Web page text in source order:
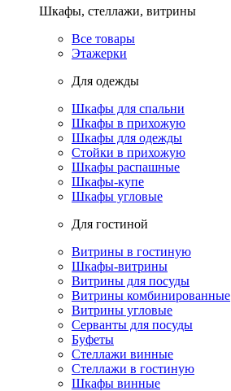
Шкафы, стеллажи, витрины
Все товары
Этажерки
Для одежды
Шкафы для спальни
Шкафы в прихожую
Шкафы для одежды
Стойки в прихожую
Шкафы распашные
Шкафы-купе
Шкафы угловые
Для гостиной
Витрины в гостиную
Шкафы-витрины
Витрины для посуды
Витрины комбинированные
Витрины угловые
Серванты для посуды
Буфеты
Стеллажи винные
Стеллажи в гостиную
Шкафы винные